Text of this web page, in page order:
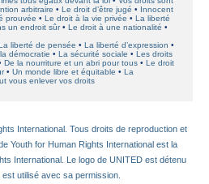
arbitraire Le droit d’être jugé
Innocent
prouvée
Le droit à la vie privée
La liberté
un endroit sûr
Le droit à une nationalité
liberté de pensée
La liberté d’expression
démocratie La sécurité sociale
Les droits
De la nourriture et un abri pour tous
Le droit
Un monde libre et équitable
La
vous enlever vos droits
International. Tous droits de reproduction et
Youth for Human Rights International est la
International. Le logo de UNITED est détenu
utilisé avec sa permission.